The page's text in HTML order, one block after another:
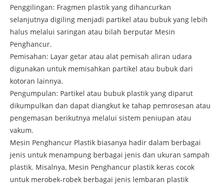
Penggilingan: Fragmen plastik yang dihancurkan
selanjutnya digiling menjadi partikel atau bubuk yang lebih
halus melalui saringan atau bilah berputar Mesin
Penghancur.
Pemisahan: Layar getar atau alat pemisah aliran udara
digunakan untuk memisahkan partikel atau bubuk dari
kotoran lainnya.
Pengumpulan: Partikel atau bubuk plastik yang diparut
dikumpulkan dan dapat diangkut ke tahap pemrosesan atau
pengemasan berikutnya melalui sistem peniupan atau
vakum.
Mesin Penghancur Plastik biasanya hadir dalam berbagai
jenis untuk menampung berbagai jenis dan ukuran sampah
plastik. Misalnya, Mesin Penghancur plastik keras cocok
untuk merobek-robek berbagai jenis lembaran plastik